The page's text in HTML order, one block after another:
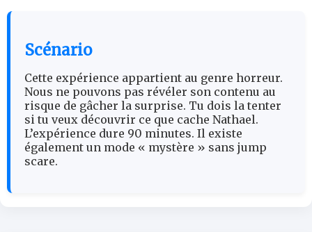
Scénario
Cette expérience appartient au genre horreur.
Nous ne pouvons pas révéler son contenu au
risque de gâcher la surprise. Tu dois la tenter
si tu veux découvrir ce que cache Nathael.
L’expérience dure 90 minutes. Il existe
également un mode « mystère » sans jump
scare.